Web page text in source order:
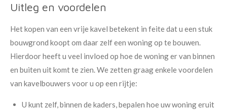
Uitleg en voordelen
Het kopen van een vrije kavel betekent in feite dat u een stuk
bouwgrond koopt om daar zelf een woning op te bouwen.
Hierdoor heeft u veel invloed op hoe de woning er van binnen
en buiten uit komt te zien. We zetten graag enkele voordelen
van kavelbouwers voor u op een rijtje:
U kunt zelf, binnen de kaders, bepalen hoe uw woning eruit